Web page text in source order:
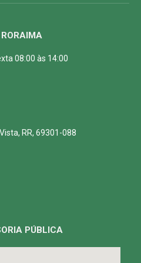
08:00 às 14:00
RR, 69301-088
PÚBLICA